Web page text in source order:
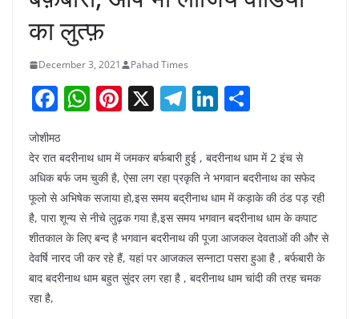
का लुत्फ़
December 3, 2021 Pahad Times
F
c
e
b
o
o
k
W
at
s
A
p
p
Pi
er
e
st
X T
e
gr
a
m
Li
k
e
dI
n
ar
e
जोशीमठ
देर रात बदरीनाथ धाम में जमकर बर्फबारी हुई , बदरीनाथ धाम में 2 इंच से
अधिक बर्फ जम चुकी है, ऐसा लग रहा प्रकृति ने भगवान बदरीनाथ का सफेद
फूलो से अभिषेक सजाया हो,इस समय बद्रीनाथ धाम में कड़ाके की ठंड पड़ रही
है, पारा शून्य से नीचे लुढ़क गया है,इस समय भगवान बदरीनाथ धाम के कपाट
शीतकाल के लिए बन्द है भगवान बदरीनाथ की पूजा आजकल देवताओं की और से
देवर्षि नारद जी कर रहे हैं, यहां पर आजकल सन्नाटा पसरा हुआ है , बर्फबारी के
बाद बदरीनाथ धाम बहुत सुंदर लग रहा है , बदरीनाथ धाम चांदी की तरह चमक
रहा है,